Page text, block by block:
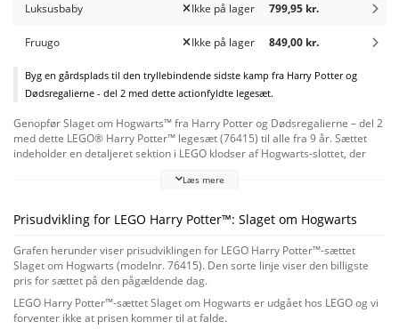
Luksusbaby Ikke på lager 799,95 kr.
Fruugo Ikke på lager 849,00 kr.
Byg en gårdsplads til den tryllebindende sidste kamp fra Harry Potter og
Dødsregalierne - del 2 med dette actionfyldte legesæt.
Genopfør Slaget om Hogwarts™ fra Harry Potter og Dødsregalierne – del 2
med dette LEGO® Harry Potter™ legesæt (76415) til alle fra 9 år. Sættet
indeholder en detaljeret sektion i LEGO klodser af Hogwarts-slottet, der
gården. Slotsmodulerne kan også omarrangeres til broen fra en anden
serien til et helt Hogwarts-slot. Fortryllende handling
Gør magiske historier levende med de 6 LEGO minifigurer samt en Nagini-
figur. Minifigurerne af Harry Potter og Voldemort har hver en tryllestav, der
kan sættes LEGO elementer på for at skabe en effekt af at kaste
besværgelser, og Neville Longbottom™ har Gryffindor™-sværdet. LEGO
Builder
Lad LEGO Builder appen guide børn på et intuitivt byggeeventyr, hvor de
kan zoome ind på og dreje modeller i 3D, gemme sæt og holde styr på,
Læs mere
Prisudvikling for LEGO Harry Potter™: Slaget om Hogwarts
Grafen herunder viser prisudviklingen for LEGO Harry Potter™-sættet
Slaget om Hogwarts (modelnr. 76415). Den sorte linje viser den billigste
pris for sættet på den pågældende dag.
LEGO Harry Potter™-sættet Slaget om Hogwarts er udgået hos LEGO og vi
forventer ikke at prisen kommer til at falde.